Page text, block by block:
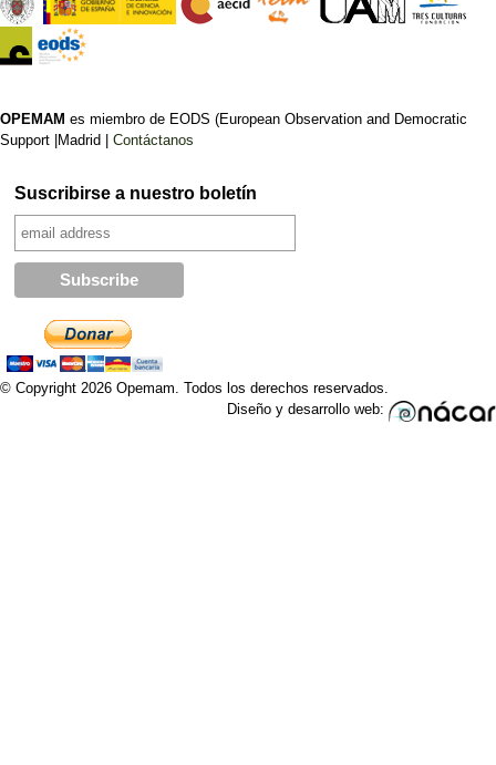
OPEMAM es miembro de EODS (European Observation and Democratic
Support |Madrid | Contáctanos
Suscribirse a nuestro boletín
© Copyright 2026 Opemam. Todos los derechos reservados.
Diseño y desarrollo web: